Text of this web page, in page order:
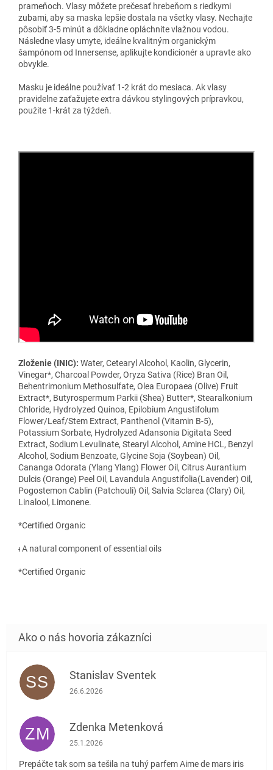
prameňoch. Vlasy môžete prečesať hrebeňom s riedkymi
zubami, aby sa maska lepšie dostala na všetky vlasy. Nechajte
pôsobiť 3-5 minút a dôkladne opláchnite vlažnou vodou.
Následne vlasy umyte, ideálne kvalitným organickým
šampónom od Innersense, aplikujte kondicionér a upravte ako
obvykle.
Masku je ideálne používať 1-2 krát do mesiaca. Ak vlasy
pravidelne zaťažujete extra dávkou stylingových prípravkou,
použite 1-krát za týždeň.
Zloženie (INIC): Water, Cetearyl Alcohol, Kaolin, Glycerin,
Vinegar*, Charcoal Powder, Oryza Sativa (Rice) Bran Oil,
Behentrimonium Methosulfate, Olea Europaea (Olive) Fruit
Extract*, Butyrospermum Parkii (Shea) Butter*, Stearalkonium
Chloride, Hydrolyzed Quinoa, Epilobium Angustifolum
Flower/Leaf/Stem Extract, Panthenol (Vitamin B-5),
Potassium Sorbate, Hydrolyzed Adansonia Digitata Seed
Extract, Sodium Levulinate, Stearyl Alcohol, Amine HCL, Benzyl
Alcohol, Sodium Benzoate, Glycine Soja (Soybean) Oil,
Cananga Odorata (Ylang Ylang) Flower Oil, Citrus Aurantium
Dulcis (Orange) Peel Oil, Lavandula Angustifolia(Lavender) Oil,
Pogostemon Cablin (Patchouli) Oil, Salvia Sclarea (Clary) Oil,
Linalool, Limonene.
*Certified Organic
ᵻ A natural component of essential oils
*Certified Organic
SS Stanislav Sventek
Hodnotenie obchodu je 5 z 5 hviezdičiek.
26.6.2026
ZM Zdenka Metenková
Hodnotenie obchodu je 1 z 5 hviezdičiek.
25.1.2026
Prepáčte tak som sa tešila na tuhý parfem Aime de mars iris